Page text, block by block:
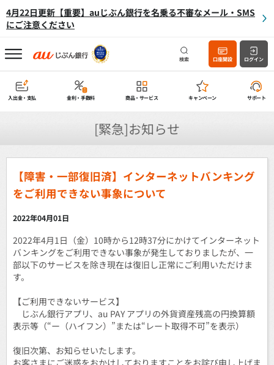
4月22日更新【重要】auじぶん銀行を名乗る不審なメール・SMS
にご注意ください
検索 口座開設 ログイン
入出金・支払 金利・手数料 商品・サービス キャンペーン サポート
[緊急]お知らせ
【障害・一部復旧済】インターネットバンキング
をご利用できない事象について
2022年04月01日
2022年4月1日（金）10時から12時37分にかけてインターネット
バンキングをご利用できない事象が発生しておりましたが、一
部以下のサービスを除き現在は復旧し正常にご利用いただけま
す。
【ご利用できないサービス】
じぶん銀行アプリ、au PAY アプリの外貨資産残高の円換算額
表示等（“ー（ハイフン）”または“レート取得不可”を表示）
復旧次第、お知らせいたします。
お客さまにご迷惑をおかけしておりますことをお詫び申し上げま